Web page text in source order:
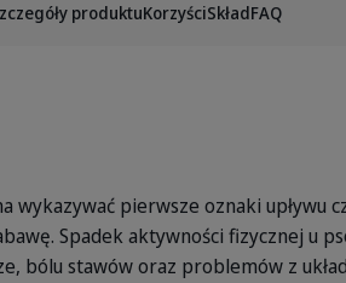
produktuKorzyściSkładFAQ
pierwsze oznaki upływu
Spadek aktywności fizycznej u
bólu stawów oraz problemów z